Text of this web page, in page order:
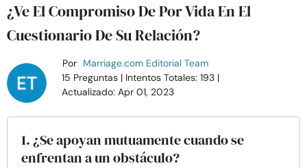
Casarse
Relaciones
Familia
Ayuda
¿Ve El Compromiso De Por Vida En El
Cuestionario De Su Relación?
Por Marriage.com Editorial Team
15 Preguntas | Intentos Totales: 193 |
Actualizado: Apr 01, 2023
1. ¿Se apoyan mutuamente cuando se
enfrentan a un obstáculo?